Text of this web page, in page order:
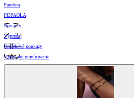
Pandora
PDPAOLA
Novinky
Výpredaj
Darčekové poukazy
Vzory pre gravírovanie